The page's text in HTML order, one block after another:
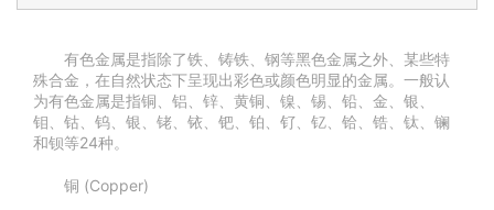
有色金属是指除了铁、铸铁、钢等黑色金属之外、某些特
殊合金，在自然状态下呈现出彩色或颜色明显的金属。一般认
为有色金属是指铜、铝、锌、黄铜、镍、锡、铅、金、银、
钼、钴、钨、银、铑、铱、钯、铂、钌、钇、铪、锆、钛、镧
和钡等24种。
铜 (Copper)